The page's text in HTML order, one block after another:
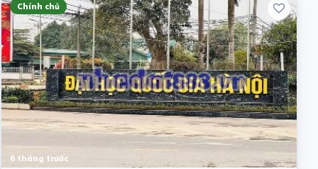
Chính chủ
6 tháng trước